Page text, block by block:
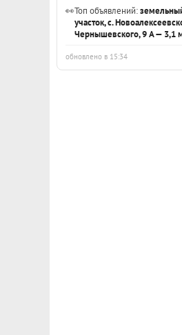
👀Топ объявлений:
участок, с.
Чернышевского, 9 А — 3,1
обновлено в 15:34